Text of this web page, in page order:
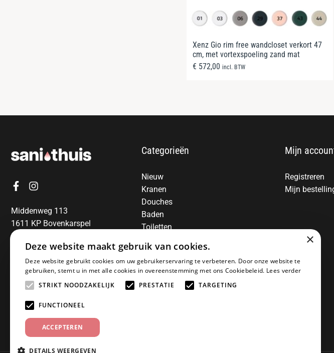
Xenz Gio rim free wandcloset verkort 47
cm, met vortexspoeling zand mat
€ 572,00 incl. BTW
Middenweg 113
1611 KP Bovenkarspel
06-13850797
Categorieën
Nieuw
Kranen
Douches
Baden
Toiletten
Spiegels
Wastafels
Badkamermeubelen
Accessoires
Mijn
Registreren
Mijn
×
Deze website maakt gebruik van cookies.
Deze website gebruikt cookies om uw gebruikerservaring te verbeteren. Door onze website te
gebruiken, stemt u in met alle cookies in overeenstemming met ons Cookiebeleid. Lees verder
STRIKT NOODZAKELIJK
PRESTATIE TARGETING
FUNCTIONEEL
ACCEPTEREN
DETAILS WEERGEVEN